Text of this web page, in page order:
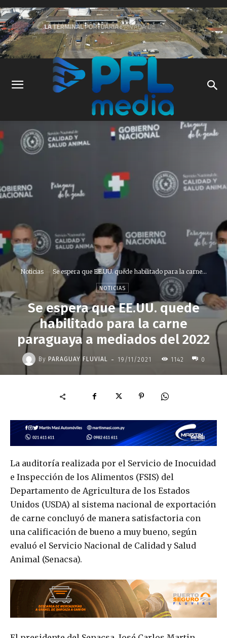
Noticias Se espera que EE.UU. quede habilitado para la carne...
NOTICIAS
Se espera que EE.UU. quede
habilitado para la carne
paraguaya a mediados del 2022
By PARAGUAY FLUVIAL - 19/11/2021 1142 0
La auditoría realizada por el Servicio de Inocuidad
e Inspección de los Alimentos (FSIS) del
Departamento de Agricultura de los Estados
Unidos (USDA) al sistema nacional de exportación
de carne concluyó de manera satisfactoria con
una calificación de bueno a muy bueno, según
evaluó el Servicio Nacional de Calidad y Salud
Animal (Senacsa).